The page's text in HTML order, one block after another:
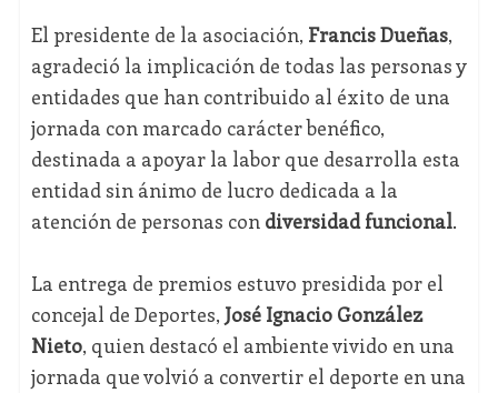
El presidente de la asociación, Francis Dueñas,
agradeció la implicación de todas las personas y
entidades que han contribuido al éxito de una
jornada con marcado carácter benéfico,
destinada a apoyar la labor que desarrolla esta
entidad sin ánimo de lucro dedicada a la
atención de personas con diversidad funcional.
La entrega de premios estuvo presidida por el
concejal de Deportes, José Ignacio González
Nieto, quien destacó el ambiente vivido en una
jornada que volvió a convertir el deporte en una